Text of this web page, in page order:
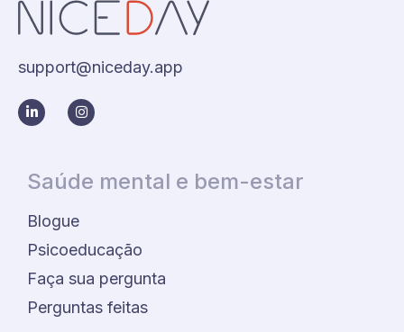
support@niceday.app
Saúde mental e bem-estar
Blogue
Psicoeducação
Faça sua pergunta
Perguntas feitas